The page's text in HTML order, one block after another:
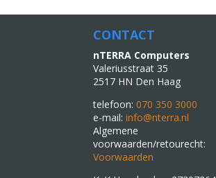
CONTACT
nTERRA Computers
Valeriusstraat 35
2517 HN Den Haag
telefoon:070 350 3000
e-mail:info@nterra.nl
Algemene
voorwaarden/retourecht:
Voorwaarden